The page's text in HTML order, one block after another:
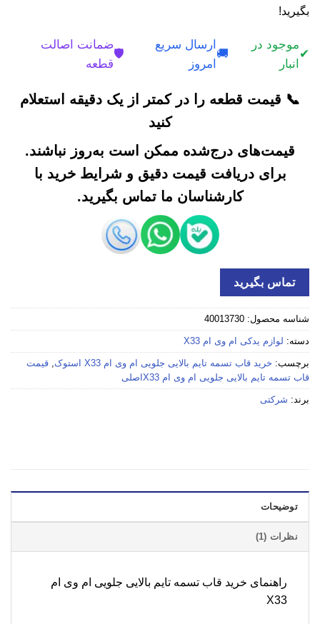
بگیرید!
✔
موجود در
انبار
🚚
ارسال سریع
امروز
🛡️
ضمانت اصالت
قطعه
📞 قیمت قطعه را در کمتر از یک دقیقه استعلام
کنید
قیمت‌های درج‌شده ممکن است به‌روز نباشند.
برای دریافت قیمت دقیق و شرایط خرید با
کارشناسان ما تماس بگیرید.
تماس بگیرید
شناسه محصول: 40013730
دسته: لوازم یدکی ام وی ام X33
برچسب: خرید قاب تسمه تایم بالایی جلویی ام وی ام X33 استوک
قیمت
قاب تسمه تایم بالایی جلویی ام وی ام X33اصلی
برند: شرکتی
توضیحات
نظرات (1)
راهنمای خرید قاب تسمه تایم بالایی جلویی ام وی ام
X33